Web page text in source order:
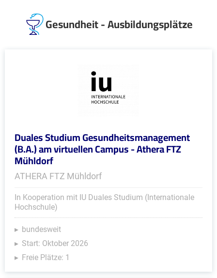
Gesundheit - Ausbildungsplätze
Duales Studium Gesundheitsmanagement
(B.A.) am virtuellen Campus - Athera FTZ
Mühldorf
ATHERA FTZ Mühldorf
In Kooperation mit IU Duales Studium (Internationale
Hochschule)
bundesweit
Start: Oktober 2026
Freie Plätze: 1